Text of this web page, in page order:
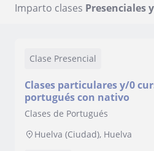
Imparto clases Presenciales
Clase Presencial
Clases particulares y/0
portugués con nativo
Clases de Portugués
Huelva (Ciudad), Huelva